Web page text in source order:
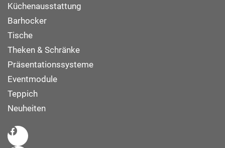
Küchenausstattung
Barhocker
Tische
Theken & Schränke
Präsentationssysteme
Eventmodule
Teppich
Neuheiten